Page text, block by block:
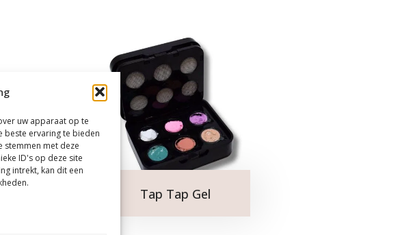
uw apparaat op te
beste ervaring te bieden
stemmen met deze
ID's op deze site
intrekt, kan dit een
Tap Tap Gel